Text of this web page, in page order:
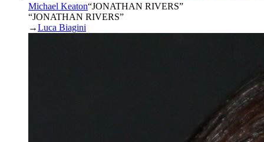
Michael Keaton“JONATHAN RIVERS”
“JONATHAN RIVERS”
→Luca Biagini